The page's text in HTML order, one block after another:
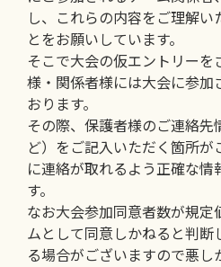
し、これらの内容をご理解
とをお願いしています。
そこで大会の仮エントリー
様・関係者様には大会に参加
おります。
その際、保護者様のご連絡
ど）をご記入いただく箇所
に連絡が取れるよう正確な情
す。
なお大会参加同意者数が規定
ムとして同意しかねると判
る場合がございますので悪し